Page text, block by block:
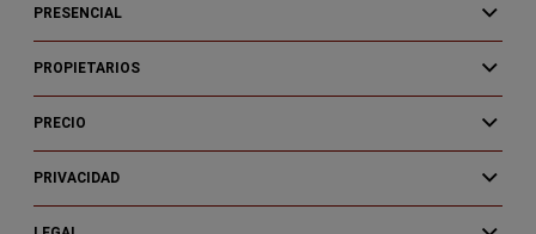
PRESENCIAL
PROPIETARIOS
PRECIO
PRIVACIDAD